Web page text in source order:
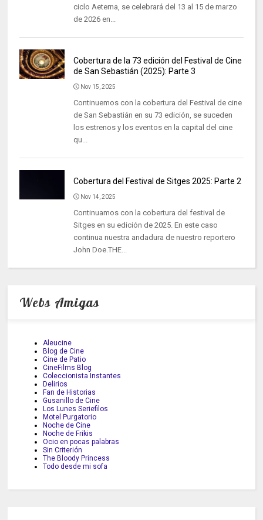
ciclo Aeterna, se celebrará del 13 al 15 de marzo
de 2026 en...
Cobertura de la 73 edición del Festival de Cine
de San Sebastián (2025): Parte 3
Nov 15, 2025
Continuemos con la cobertura del Festival de cine
de San Sebastián en su 73 edición, se suceden
los estrenos y los eventos en la capital del cine
qu...
Cobertura del Festival de Sitges 2025: Parte 2
Nov 14, 2025
Continuamos con la cobertura del festival de
Sitges en su edición de 2025. En este caso
continua nuestra andadura de nuestro reportero
John Doe.THE...
Webs Amigas
Aleucine
Blog de Cine
Cine de Patio
CineFilms Blog
Coleccionista Instantes
Delirios
Fan de Historias
Gusanillo de Cine
Los Lunes Seriefilos
Motel Purgatorio
Noche de Cine
Noche de Frikis
Ocio en pocas palabras
Sin Criterión
The Bloody Princess
Todo desde mi sofa